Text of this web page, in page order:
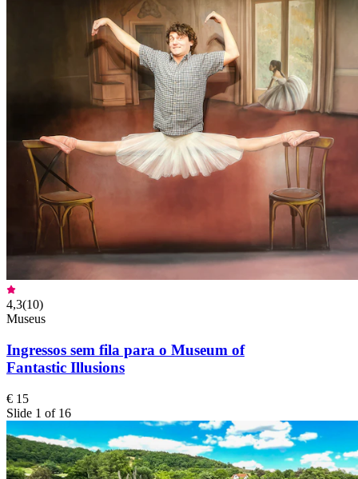
4,3(10)
Museus
Ingressos sem fila para o Museum of
Fantastic Illusions
€ 15
Slide 1 of 16